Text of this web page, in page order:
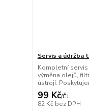
Servis a údržba
Kompletní
výměna olejů,
ústrojí.
99 Kč/ČJ
82 Kč bez DPH